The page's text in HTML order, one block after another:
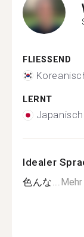
FLIESSEND
LERNT
Japanisch
Idealer
色んな...